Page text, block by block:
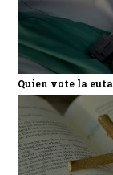
Quien vote la